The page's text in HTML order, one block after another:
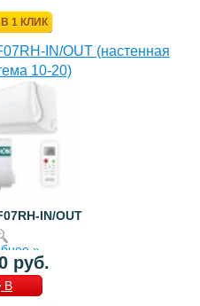
1 КЛИК
IN/OUT (настенная
10-20)
IN/OUT
»
руб.
В